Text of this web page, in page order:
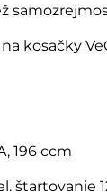
kosačky
196 ccm
štartovanie